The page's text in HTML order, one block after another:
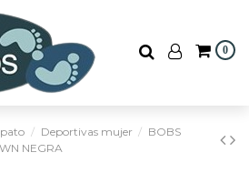
0
Deportivas mujer
BOBS
NEGRA